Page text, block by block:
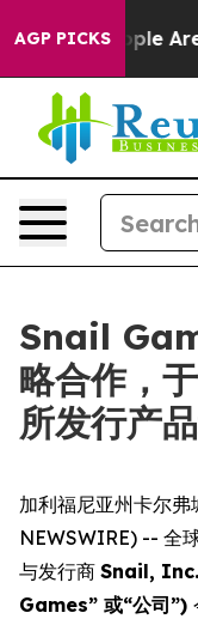
AGP PICKS
“People Are
Snail
略合作，
所发行产
加利福尼亚州卡尔
NEWSWIRE) -- 全
与发行商 Snail, Inc.
Games” 或“公司”)